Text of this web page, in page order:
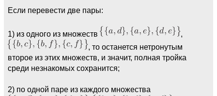
Если перевести две пары:
1) из одного из множеств
,
, то останется нетронутым
второе из этих множеств, и значит, полная тройка
среди незнакомых сохранится;
2) по одной паре из каждого множества